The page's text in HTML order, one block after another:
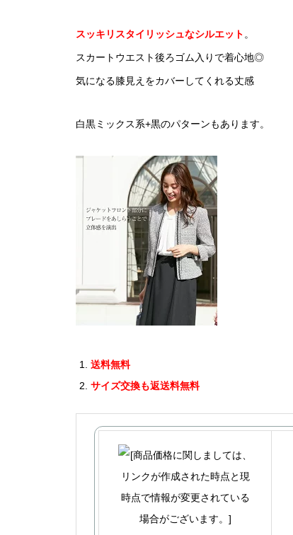
スッキリスタイリッシュなシルエット 。
スカートウエスト後ろゴム入りで着心地◎
気になる膝見えをカバーしてくれる丈感
白黒ミックス系+黒のパターンもあります。
送料無料
サイズ交換も返送料無料